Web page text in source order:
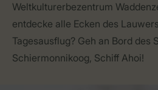
Weltkulturerbezentrum
entdecke alle Ecken des
Tagesausflug? Geh an Bord des
Schiermonnikoog, Schiff Ahoi!